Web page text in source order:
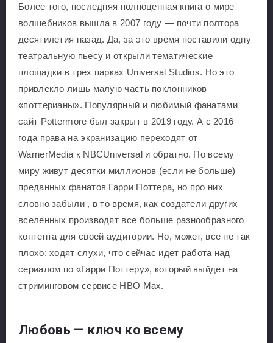
Более того, последняя полноценная книга о мире
волшебников вышла в 2007 году — почти полтора
десятилетия назад. Да, за это время поставили одну
театральную пьесу и открыли тематические
площадки в трех парках Universal Studios. Но это
привлекло лишь малую часть поклонников
«поттерианы». Популярный и любимый фанатами
сайт Pottermore был закрыт в 2019 году. А с 2016
года права на экранизацию переходят от
WarnerMedia к NBCUniversal и обратно. По всему
миру живут десятки миллионов (если не больше)
преданных фанатов Гарри Поттера, но про них
словно забыли , в то время, как создатели других
вселенных производят все больше разнообразного
контента для своей аудитории. Но, может, все не так
плохо: ходят слухи, что сейчас идет работа над
сериалом по «Гарри Поттеру», который выйдет на
стриминговом сервисе HBO Max.
Любовь — ключ ко всему